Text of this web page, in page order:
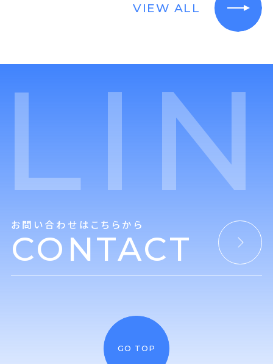
VIEW ALL
お問い合わせはこちらから
CONTACT
GO TOP